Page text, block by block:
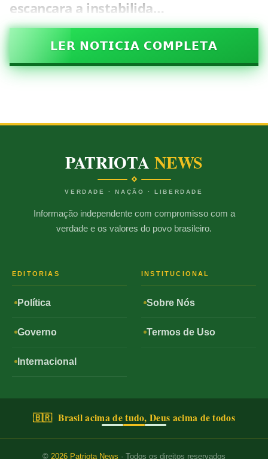
escancara a instabilida…
𝗟𝗘𝗥 𝗡𝗢𝗧𝗜𝗖𝗜𝗔 𝗖𝗢𝗠𝗣𝗟𝗘𝗧𝗔
PATRIOTANEWS
VERDADE · NAÇÃO · LIBERDADE
Informação independente com compromisso com a
verdade e os valores do povo brasileiro.
EDITORIAS
Política
Governo
Internacional
INSTITUCIONAL
Sobre Nós
Termos de Uso
🇧🇷 Brasil acima de tudo, Deus acima de todos
© 2026 Patriota News · Todos os direitos reservados